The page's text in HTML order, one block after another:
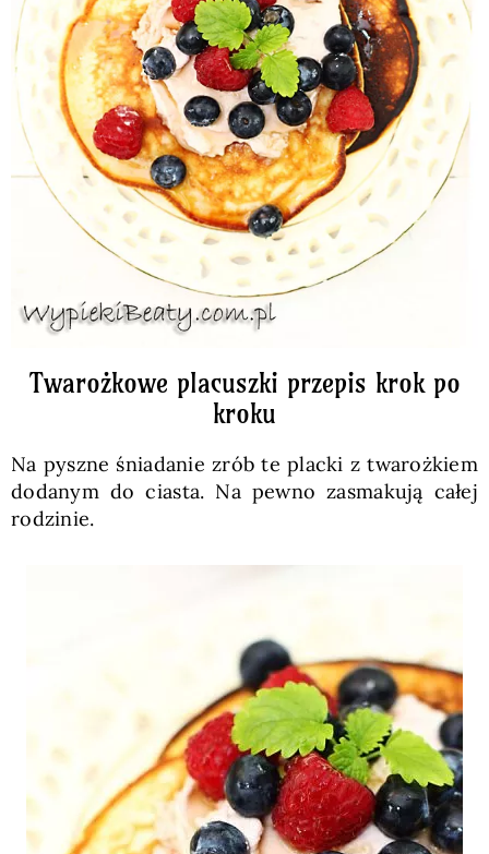
Twarożkowe placuszki przepis krok po
kroku
Na pyszne śniadanie zrób te placki z twarożkiem
dodanym do ciasta. Na pewno zasmakują całej
rodzinie.